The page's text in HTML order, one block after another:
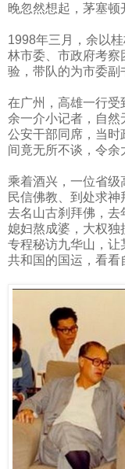
晚忽然想起，茅塞顿
1998年三月，余以
林市委、市政府考察
验，带队的为市委副
在广州，高雄一行受
余一介小记者，自然
公安干部同席，当时
间竟无所不谈，令余
乘着酒兴，一位省级
民信佛教、到处求
去名山古刹拜佛，去
媳妇熬成婆，大权独
专程秘访九华山，让
共和国的国运，看看